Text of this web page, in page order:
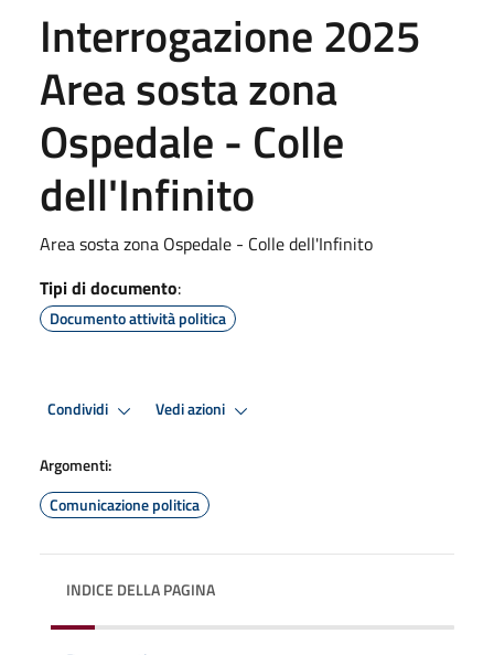
Interrogazione 2025
Area sosta zona
Ospedale - Colle
dell'Infinito
Area sosta zona Ospedale - Colle dell'Infinito
Tipi di documento:
Documento attività politica
Condividi Vedi azioni
Argomenti:
Comunicazione politica
INDICE DELLA PAGINA